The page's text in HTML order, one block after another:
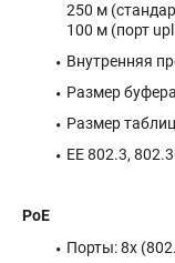
250 м
100 м (порт
Внутренняя
Размер
Размер
EE 802.3,
PoE
Порты: 8x